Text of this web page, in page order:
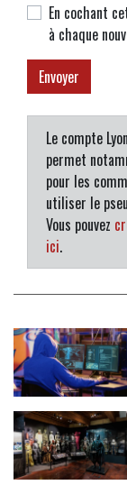
En cochant
à chaque
Le compte
permet
pour les
utiliser le
Vous pouvez
ici.